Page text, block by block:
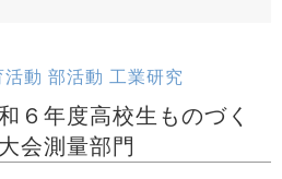
活動 部活動 工業研究
６年度高校生ものづく
会測量部門